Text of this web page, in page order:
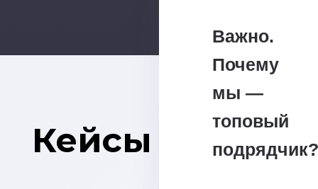
Кейсы
Важно.
Почему
мы —
топовый
подрядчик?